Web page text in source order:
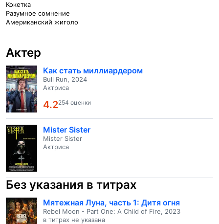
Кокетка
Разумное сомнение
Американский жиголо
Актер
Как стать миллиардером
Bull Run, 2024
Актриса
4.2254 оценки
Mister Sister
Mister Sister
Актриса
Без указания в титрах
Мятежная Луна, часть 1: Дитя огня
Rebel Moon - Part One: A Child of Fire, 2023
в титрах не указана